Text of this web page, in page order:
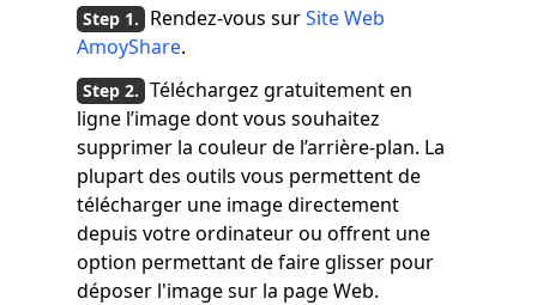
Rendez-vous surSite Web
AmoyShare.
Téléchargez gratuitement en
ligne l’image dont vous souhaitez
supprimer la couleur de l’arrière-plan. La
plupart des outils vous permettent de
télécharger une image directement
depuis votre ordinateur ou offrent une
option permettant de faire glisser pour
déposer l'image sur la page Web.